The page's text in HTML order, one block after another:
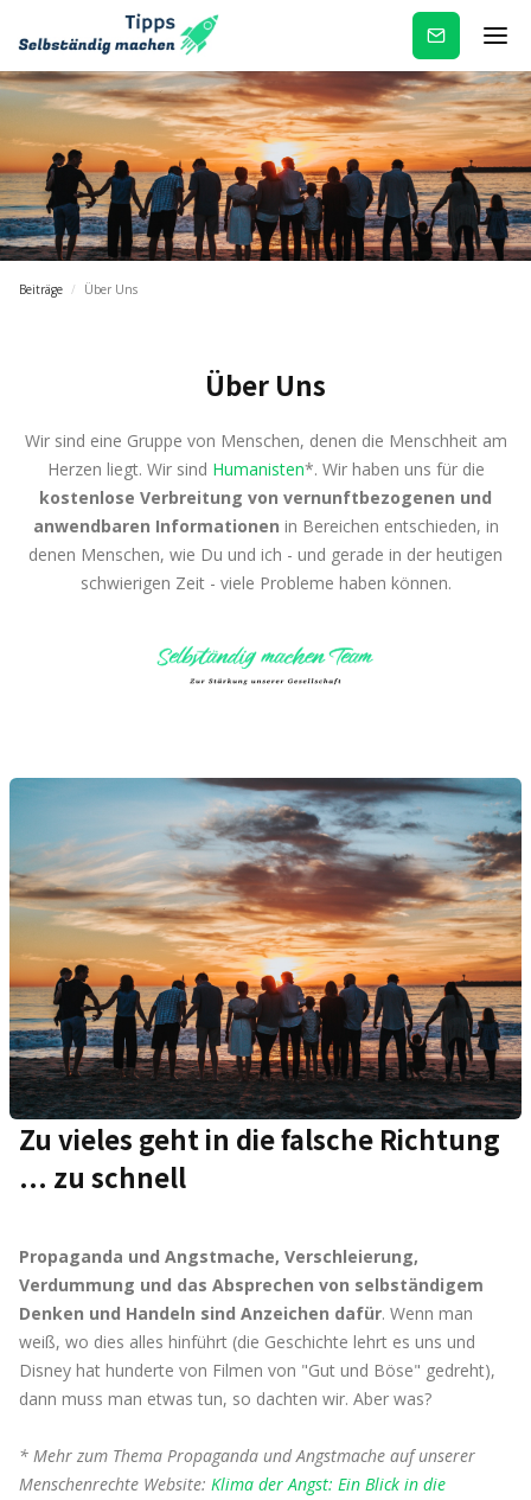
Newsletter
Beiträge / Über Uns
Über Uns
Wir sind eine Gruppe von Menschen, denen die Menschheit am
Herzen liegt. Wir sind Humanisten*. Wir haben uns für die
kostenlose Verbreitung von vernunftbezogenen und
anwendbaren Informationen in Bereichen entschieden, in
denen Menschen, wie Du und ich - und gerade in der heutigen
schwierigen Zeit - viele Probleme haben können.
Zu vieles geht in die falsche Richtung
... zu schnell
Propaganda und Angstmache, Verschleierung,
Verdummung und das Absprechen von selbständigem
Denken und Handeln sind Anzeichen dafür. Wenn man
weiß, wo dies alles hinführt (die Geschichte lehrt es uns und
Disney hat hunderte von Filmen von "Gut und Böse" gedreht),
dann muss man etwas tun, so dachten wir. Aber was?
* Mehr zum Thema Propaganda und Angstmache auf unserer
Menschenrechte Website: Klima der Angst: Ein Blick in die